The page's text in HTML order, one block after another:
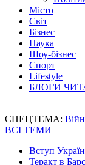
Місто
Світ
Бізнес
Наука
Шоу-бізнес
Спорт
Lifestyle
БЛОГИ
СПЕЦТЕМА:
ВСІ ТЕМИ
Вступ
Теракт в